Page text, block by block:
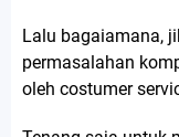
Lalu bagaiamana,
permasalahan
oleh costumer